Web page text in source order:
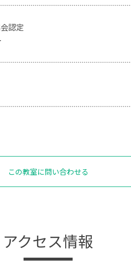
認定
この教室に問い合わせる
アクセス情報